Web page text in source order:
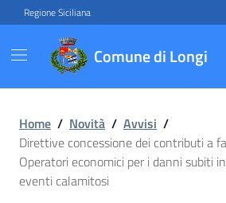
Vai ai contenuti
Vai al footer
Regione Siciliana
Comune di Longi
Direttive
Home / Novità / Avvisi /
Direttive concessione dei contributi a
Operatori economici per i danni subiti
eventi calamitosi